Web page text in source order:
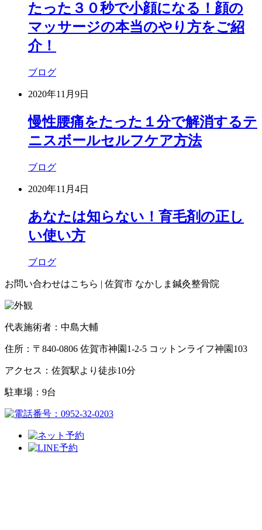
たった３０秒で小顔になる！顔の
マッサージの本当のやり方をご紹
介！
ブログ
2020年11月9日
慢性腰痛をたった１分で解消するテ
ニスボールセルフケア方法
ブログ
2020年11月4日
あなたは知らない！育毛剤の正し
い使い方
ブログ
お問い合わせはこちら | 佐賀市 なかしま鍼灸整骨院
代表施術者：中島大輔
住所：〒840-0806 佐賀市神園1-2-5 コットンライフ神園103
アクセス：佐賀駅より徒歩10分
駐車場：9台